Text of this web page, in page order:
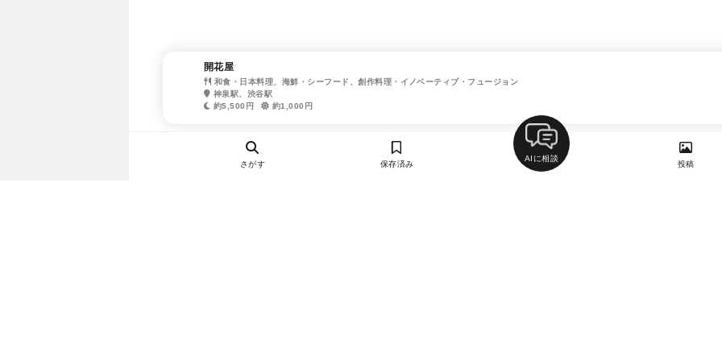
開花屋
和食・日本料理、海鮮・シーフード、創作料理・イノベーティブ・フュージョン
神泉駅、渋谷駅
約5,500円
約1,000円
さがす 保存済み
AIに相談
投稿